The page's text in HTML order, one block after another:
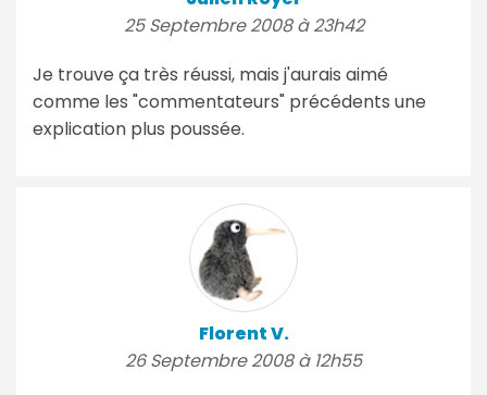
25 Septembre 2008 à 23h42
Je trouve ça très réussi, mais j'aurais aimé
comme les "commentateurs" précédents une
explication plus poussée.
Florent V.
26 Septembre 2008 à 12h55